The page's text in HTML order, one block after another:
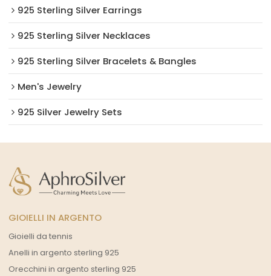
925 Sterling Silver Earrings
925 Sterling Silver Necklaces
925 Sterling Silver Bracelets & Bangles
Men's Jewelry
925 Silver Jewelry Sets
GIOIELLI IN ARGENTO
Gioielli da tennis
Anelli in argento sterling 925
Orecchini in argento sterling 925